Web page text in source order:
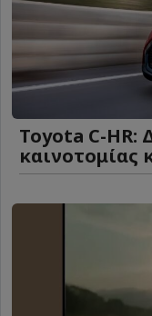
Toyota C-HR:
καινοτομίας